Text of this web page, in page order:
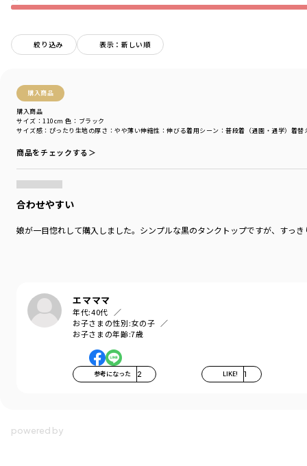
絞り込み 表示：新しい順
購入商品
購入商品
サイズ感 ：ぴったり 生地の厚さ ：やや薄い伸縮性 ：伸びる着用シーン ：普段着（通園・通学） 着替
サイズ：110cm 色：ブラック
商品をチェックする＞
合わせやすい
娘が一目惚れして購入しました。シンプルな黒のタンクトップですが、すっ
エマママ
年代:40代
お子さまの性別:女の子
お子さまの年齢:7歳
参考になった 2 LIKE! 1
毎日つきあいたい、ともだちのようなデニムも。
おしゃれなこどものデニムクローゼット。
ブランシェスとEDWINによるキッズブランドです。
-----
透け感：オフホワイトとボーダーややあり
伸縮性：あり
サイズ：サイズ130
シーズン
／2026春夏